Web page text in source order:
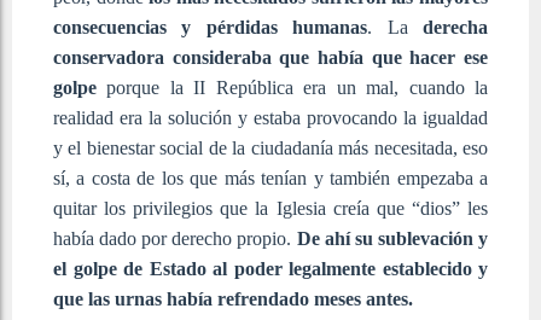
consecuencias y pérdidas humanas. Laderecha
conservadora consideraba que había que hacer ese
golpeporque la II República era un mal, cuando la
realidad era la solución y estaba provocando la igualdad
y el bienestar social de la ciudadanía más necesitada, eso
sí, a costa de los que más tenían y también empezaba a
quitar los privilegios que la Iglesia creía que “dios” les
había dado por derecho propio. De ahí su sublevación y
el golpe de Estado al poder legalmente establecido y
que las urnas había refrendado meses antes.